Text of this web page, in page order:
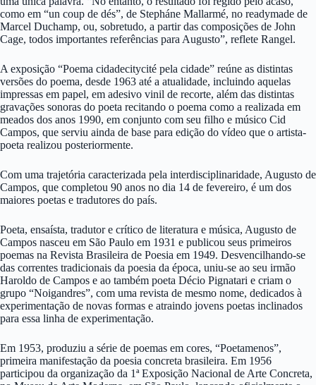
como em “un coup de dés”, de Stepháne Mallarmé, no readymade de
Marcel Duchamp, ou, sobretudo, a partir das composições de John
Cage, todos importantes referências para Augusto”, reflete Rangel.
A exposição “Poema cidadecitycité pela cidade” reúne as distintas
versões do poema, desde 1963 até a atualidade, incluindo aquelas
impressas em papel, em adesivo vinil de recorte, além das distintas
gravações sonoras do poeta recitando o poema como a realizada em
meados dos anos 1990, em conjunto com seu filho e músico Cid
Campos, que serviu ainda de base para edição do vídeo que o artista-
poeta realizou posteriormente.
Com uma trajetória caracterizada pela interdisciplinaridade, Augusto de
Campos, que completou 90 anos no dia 14 de fevereiro, é um dos
maiores poetas e tradutores do país.
Poeta, ensaísta, tradutor e crítico de literatura e música, Augusto de
Campos nasceu em São Paulo em 1931 e publicou seus primeiros
poemas na Revista Brasileira de Poesia em 1949. Desvencilhando-se
das correntes tradicionais da poesia da época, uniu-se ao seu irmão
Haroldo de Campos e ao também poeta Décio Pignatari e criam o
grupo “Noigandres”, com uma revista de mesmo nome, dedicados à
experimentação de novas formas e atraindo jovens poetas inclinados
para essa linha de experimentação.
Em 1953, produziu a série de poemas em cores, “Poetamenos”,
primeira manifestação da poesia concreta brasileira. Em 1956
participou da organização da 1ª Exposição Nacional de Arte Concreta,